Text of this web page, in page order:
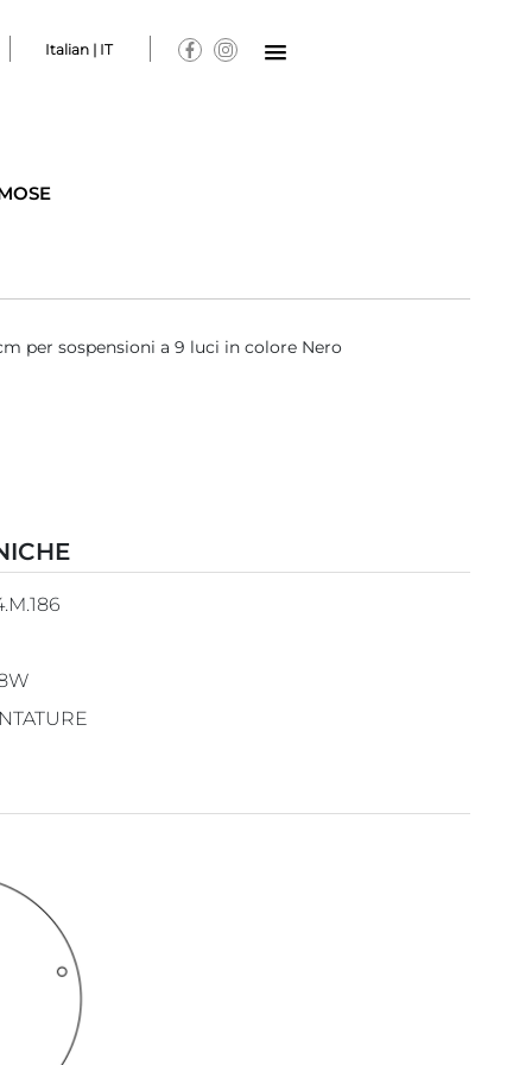
Italian | IT
per sospensioni a 9 luci in colore Nero